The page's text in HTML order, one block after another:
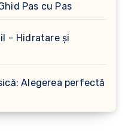
Pas cu Pas
– Hidratare și
Alegerea perfectă